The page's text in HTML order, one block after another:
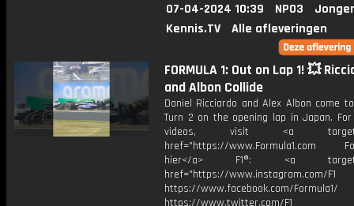
07-04-2024 10:39 NPO3
Kennis.TV
Alle afleveringen
FORMULA 1: Out on Lap 1! 💥
and Albon Collide
Daniel Ricciardo and Alex Albon come
Turn 2 on the opening lap in Japan. For
videos, visit <a
href="https://www.Formula1.com
hier</a> F1®: <a
href="https://www.instagram.com/F1
https://www.facebook.com/Formula1/
https://www.twitter.com/F1